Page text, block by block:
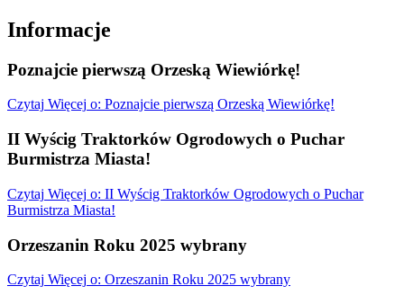
Informacje
Poznajcie pierwszą Orzeską Wiewiórkę!
Czytaj Więcej o: Poznajcie pierwszą Orzeską Wiewiórkę!
II Wyścig Traktorków Ogrodowych o Puchar
Burmistrza Miasta!
Czytaj Więcej o: II Wyścig Traktorków Ogrodowych o Puchar
Burmistrza Miasta!
Orzeszanin Roku 2025 wybrany
Czytaj Więcej o: Orzeszanin Roku 2025 wybrany